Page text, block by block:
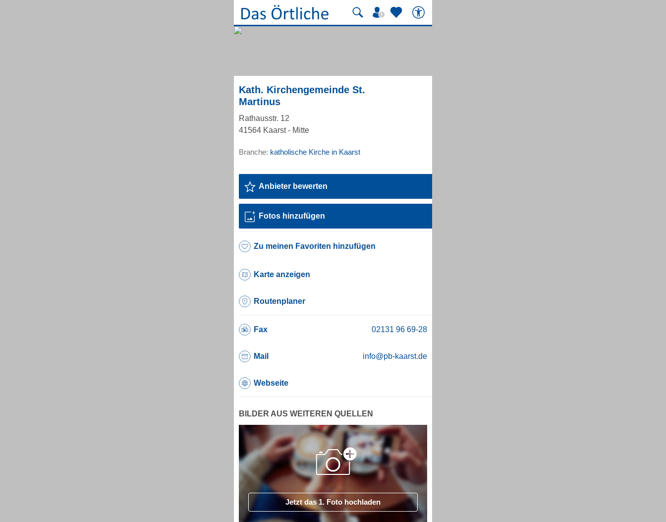
Kath. Kirchengemeinde St.
Martinus
Rathausstr. 12
41564 Kaarst - Mitte
Branche: katholische Kirche in Kaarst
Anbieter bewerten
Fotos hinzufügen
Zu meinen Favoriten hinzufügen
Karte anzeigen
Routenplaner
Fax
Mail info@pb-kaarst.de
Webseite
BILDER AUS WEITEREN QUELLEN
Jetzt das 1. Foto hochladen